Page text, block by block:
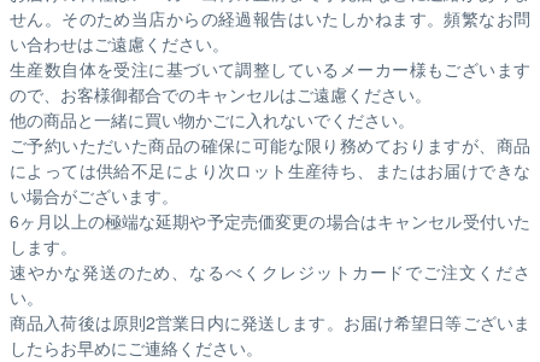
せん。そのため当店からの経過報告はいたしかねます。頻繁なお問
い合わせはご遠慮ください。
生産数自体を受注に基づいて調整しているメーカー様もございます
ので、お客様御都合でのキャンセルはご遠慮ください。
他の商品と一緒に買い物かごに入れないでください。
ご予約いただいた商品の確保に可能な限り務めておりますが、商品
によっては供給不足により次ロット生産待ち、またはお届けできな
い場合がございます。
6ヶ月以上の極端な延期や予定売価変更の場合はキャンセル受付いた
します。
速やかな発送のため、なるべくクレジットカードでご注文くださ
い。
商品入荷後は原則2営業日内に発送します。お届け希望日等ございま
したらお早めにご連絡ください。